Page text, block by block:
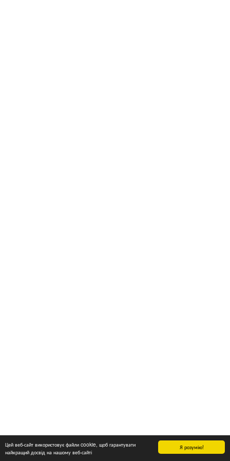
Я розумію!
Цей веб-сайт використовує файли cookie, щоб гарантувати
найкращий досвід на нашому веб-сайті